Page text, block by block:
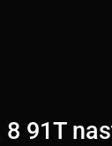
8 91T